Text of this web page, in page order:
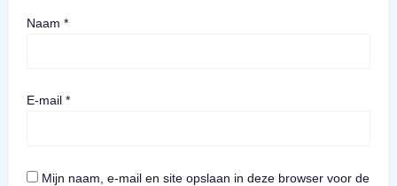
Naam *
E-mail *
Mijn naam, e-mail en site opslaan in deze browser voor de